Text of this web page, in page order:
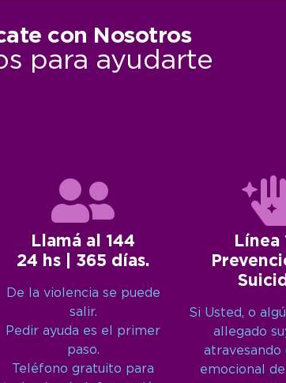
con Nosotros
para ayudarte
Llamá al 144
24 hs | 365 días.
De la violencia se puede
salir.
Pedir ayuda es el primer
paso.
Teléfono gratuito para
Línea
Si Usted, o
allegado
atravesando
emocional